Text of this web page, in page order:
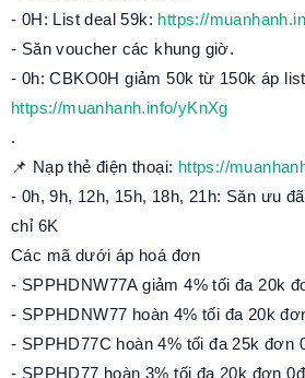
- 0H: List deal 59k: https://
- Săn voucher các khung giờ.
- 0h: CBKO0H giảm 50k từ 150k áp
https://muanhanh.info/yKnXg
.
📌 Nạp thẻ điện thoại: https://
- 0h, 9h, 12h, 15h, 18h, 21h: Săn ưu
chỉ 6K
Các mã dưới áp hoá đơn
- SPPHDNW77A giảm 4% tối đa 20k
- SPPHDNW77 hoàn 4% tối đa 20k
- SPPHD77C hoàn 4% tối đa 25k đơn
- SPPHD77 hoàn 3% tối đa 20k đơn 0đ